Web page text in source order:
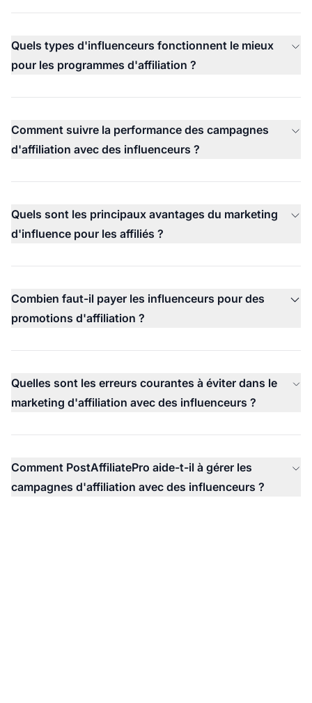
Quels types d'influenceurs fonctionnent le mieux
pour les programmes d'affiliation ?
Comment suivre la performance des campagnes
d'affiliation avec des influenceurs ?
Quels sont les principaux avantages du marketing
d'influence pour les affiliés ?
Combien faut-il payer les influenceurs pour des
promotions d'affiliation ?
Quelles sont les erreurs courantes à éviter dans le
marketing d'affiliation avec des influenceurs ?
Comment PostAffiliatePro aide-t-il à gérer les
campagnes d'affiliation avec des influenceurs ?